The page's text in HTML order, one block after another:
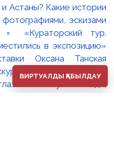
Астаны? Какие истории
эскизами
▫️ «Кураторский тур.
в экспозицию»
Оксана Танская
- возможность
искусствоведа,
работал с
ВИРТУАЛДЫ ҚАБЫЛДАУ